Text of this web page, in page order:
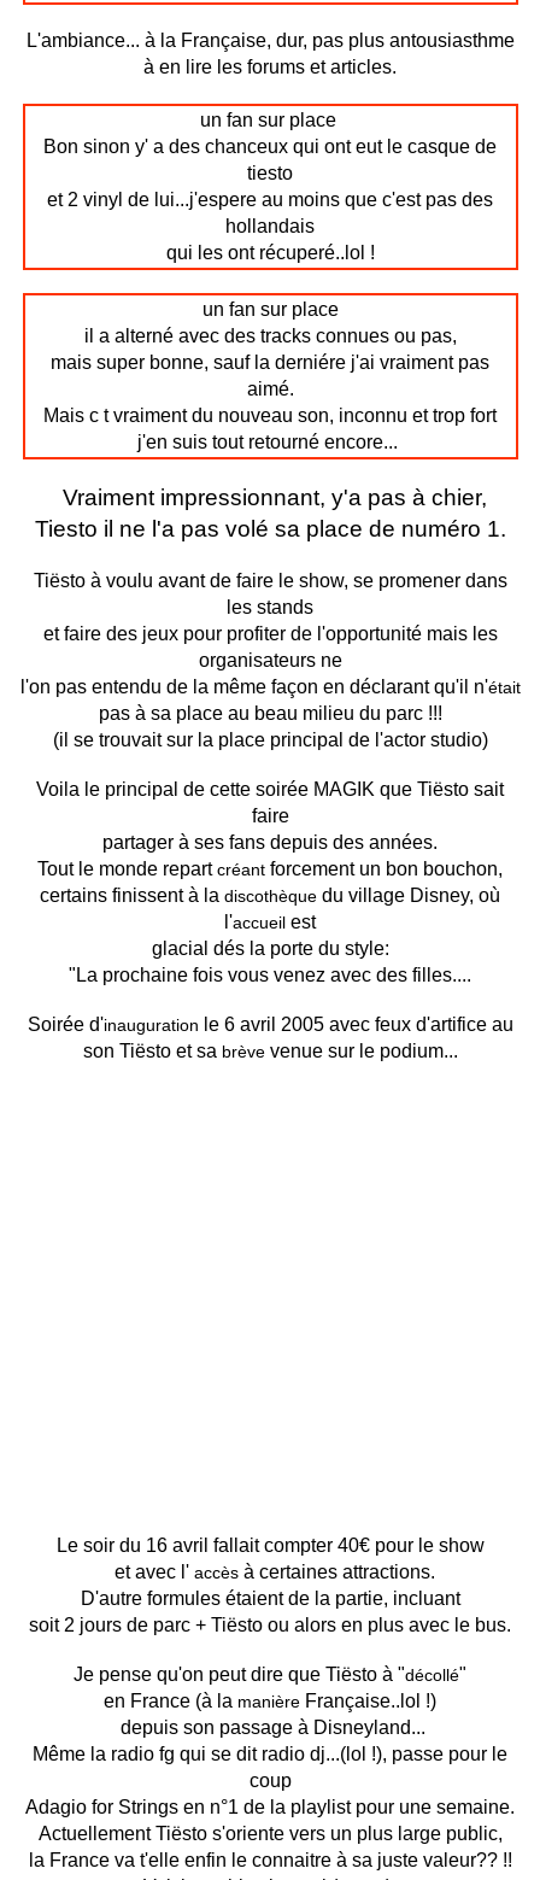
L'ambiance... à la Française, dur, pas plus antousiasthme
à en lire les forums et articles.
un fan sur place
Bon sinon y' a des chanceux qui ont eut le casque de
tiesto
et 2 vinyl de lui...j'espere au moins que c'est pas des
hollandais
qui les ont récuperé..lol !
un fan sur place
il a alterné avec des tracks connues ou pas,
mais super bonne, sauf la derniére j'ai vraiment pas
aimé.
Mais c t vraiment du nouveau son, inconnu et trop fort
j'en suis tout retourné encore...
Vraiment impressionnant, y'a pas à chier,
Tiesto il ne l'a pas volé sa place de numéro 1.
Tiësto à voulu avant de faire le show, se promener dans
les stands
et faire des jeux pour profiter de l'opportunité mais les
organisateurs ne
l'on pas entendu de la même façon en déclarant qu'il n'était
pas à sa place au beau milieu du parc !!!
(il se trouvait sur la place principal de l'actor studio)
Voila le principal de cette soirée MAGIK que Tiësto sait
faire
partager à ses fans depuis des années.
Tout le monde repartcréant forcement un bon bouchon,
certains finissent à la discothèque du village Disney, où
l'accueil est
glacial dés la porte du style:
"La prochaine fois vous venez avec des filles....
Soirée d'inauguration le 6 avril 2005 avec feux d'artifice au
son Tiësto et sa brèvevenue sur le podium...
Le soir du 16 avril fallait compter 40€ pour le show
et avec l' accès à certaines attractions.
D'autre formules étaient de la partie, incluant
soit 2 jours de parc + Tiësto ou alors en plus avec le bus.
Je pense qu'on peut dire que Tiësto à "décollé"
en France (à la manière Française..lol !)
depuis son passage à Disneyland...
Même la radio fg qui se dit radio dj...(lol !), passe pour le
coup
Adagio for Strings en n°1 de la playlist pour une semaine.
Actuellement Tiësto s'oriente vers un plus large public,
la France va t'elle enfin le connaitre à sa juste valeur?? !!